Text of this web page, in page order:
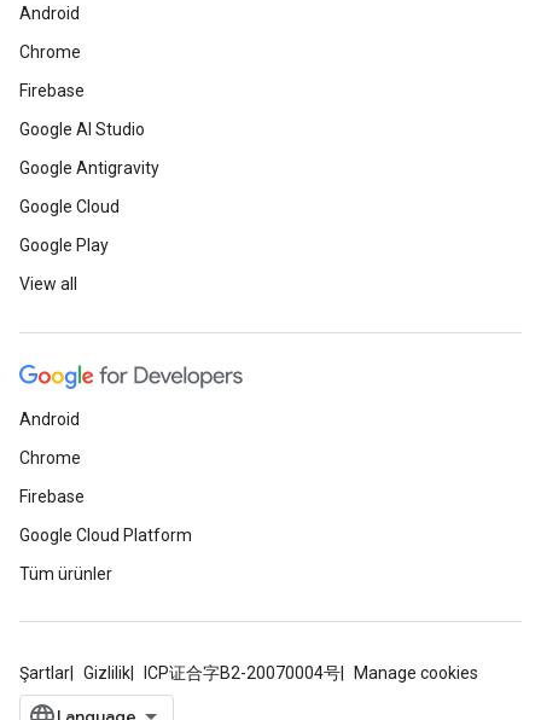
Android
Chrome
Firebase
Google AI Studio
Google Antigravity
Google Cloud
Google Play
View all
Android
Chrome
Firebase
Google Cloud Platform
Tüm ürünler
Şartlar Gizlilik ICP证合字B2-20070004号 Manage cookies